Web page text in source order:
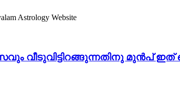
Astrology Website
വീടുവിട്ടിറങ്ങുന്നതിനു മുൻപ്